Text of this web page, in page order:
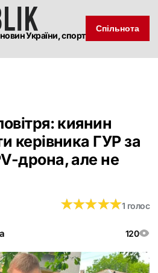
України, спорт
Спільнота
киянин
керівника ГУР за
дрона, але не
120
★★★★★
★★★★★1 голос